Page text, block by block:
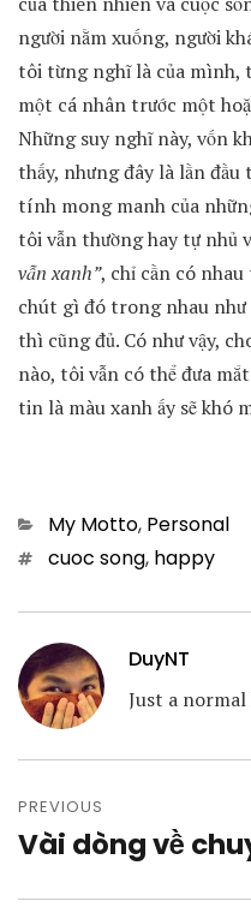
người nằm xuống, người
tôi từng nghĩ là của mình,
một cá nhân trước một
Những suy nghĩ này, vốn
thấy, nhưng đây là lần
tính mong manh của
tôi vẫn thường hay tự nhủ
vẫn xanh”, chỉ cần có
chút gì đó trong nhau
thì cũng đủ. Có như vậy,
nào, tôi vẫn có thể đưa
tin là màu xanh ấy sẽ khó
Categories
My Motto, Personal
Tagscuoc song, happy
DuyNT
Just a normal
navigation
PREVIOUS
Previous
Vài dòng về